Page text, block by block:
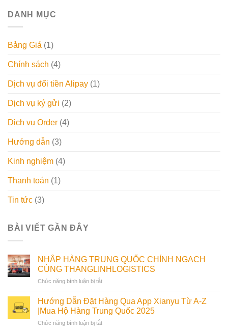
DANH MỤC
Bảng Giá (1)
Chính sách (4)
Dịch vụ đổi tiền Alipay (1)
Dịch vụ ký gửi (2)
Dịch vụ Order (4)
Hướng dẫn (3)
Kinh nghiệm (4)
Thanh toán (1)
Tin tức (3)
BÀI VIẾT GẦN ĐÂY
NHẬP HÀNG TRUNG QUỐC CHÍNH NGẠCH
CÙNG THANGLINHLOGISTICS
Chức năng bình luận bị tắtở
HÀNG
TRUNG
QUỐC
CHÍNH
Hướng Dẫn Đặt Hàng Qua App Xianyu Từ A-Z
|Mua Hộ Hàng Trung Quốc 2025
Chức năng bình luận bị tắtở